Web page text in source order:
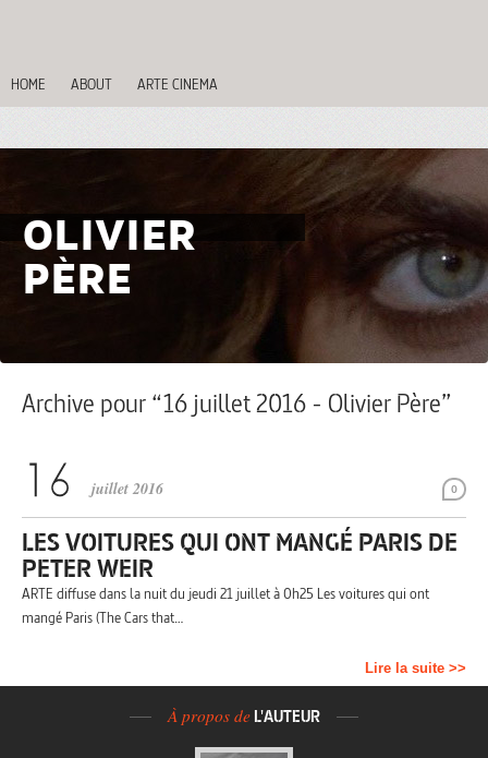
HOME ABOUT ARTE CINEMA
OLIVIER
PÈRE
Archive pour “16 juillet 2016 - Olivier Père”
0
juillet 2016
LES VOITURES QUI ONT MANGÉ PARIS DE
PETER WEIR
ARTE diffuse dans la nuit du jeudi 21 juillet à 0h25 Les voitures qui ont
mangé Paris (The Cars that…
Lire la suite >>
À propos de L'AUTEUR